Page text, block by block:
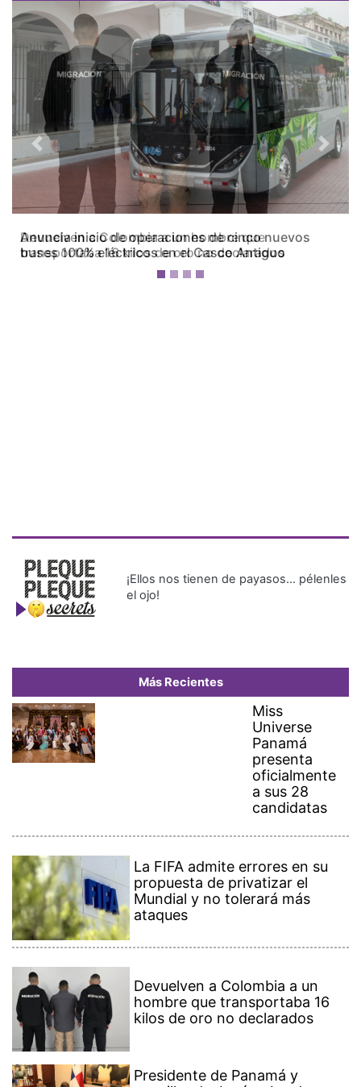
Devuelven a Colombia a un hombre que
transportaba 16 kilos de oro no declarados
Previous Next
¡Ellos nos tienen de payasos… pélenles
el ojo!
Más Recientes
Miss
Universe
Panamá
presenta
oficialmente
a sus 28
candidatas
La FIFA admite errores en su
propuesta de privatizar el
Mundial y no tolerará más
ataques
Devuelven a Colombia a un
hombre que transportaba 16
kilos de oro no declarados
Presidente de Panamá y